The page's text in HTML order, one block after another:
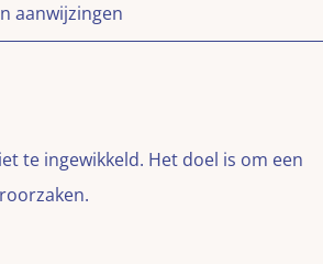
aanwijzingen
te ingewikkeld. Het doel is om een